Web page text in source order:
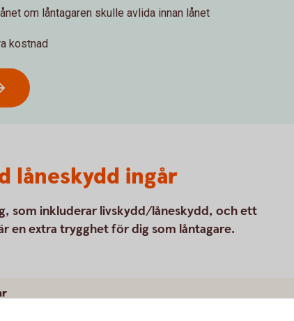
om låntagaren skulle avlida innan lånet
kostnad
låneskydd ingår
som inkluderar livskydd/låneskydd, och ett
en extra trygghet för dig som låntagare.